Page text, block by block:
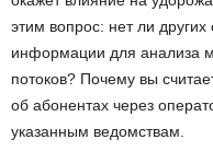
этим вопрос: нет ли других
информации для анализа
потоков? Почему вы
об абонентах через
указанным ведомствам.